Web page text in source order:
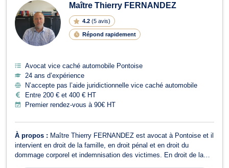
Maître Thierry FERNANDEZ
4.2 (5 avis)
Répond rapidement
Avocat vice caché automobile Pontoise
24 ans d’expérience
N’accepte pas l’aide juridictionnelle vice caché automobile
Entre 200 € et 400 € HT
Premier rendez-vous à 90€ HT
À propos : Maître Thierry FERNANDEZ est avocat à Pontoise et il
intervient en droit de la famille, en droit pénal et en droit du
dommage corporel et indemnisation des victimes. En droit de la